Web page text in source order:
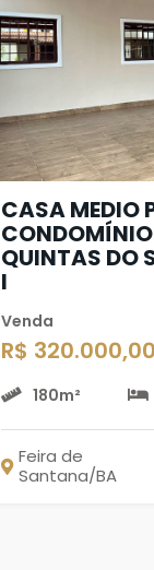
CASA MEDIO
CONDOMÍNIO
QUINTAS DO
I
Venda
R$ 320.000,00
180m²
Feira de
Santana/BA